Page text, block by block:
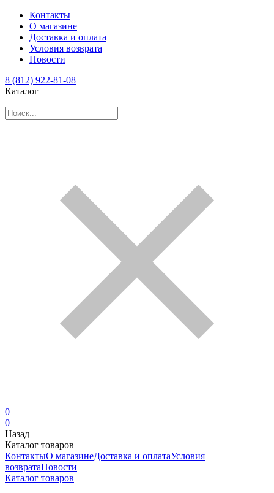
Контакты
О магазине
Доставка и оплата
Условия возврата
Новости
8 (812) 922-81-08
Каталог
0
0
Назад
Каталог товаров
КонтактыО магазинеДоставка и оплатаУсловия
возвратаНовости
Каталог товаров